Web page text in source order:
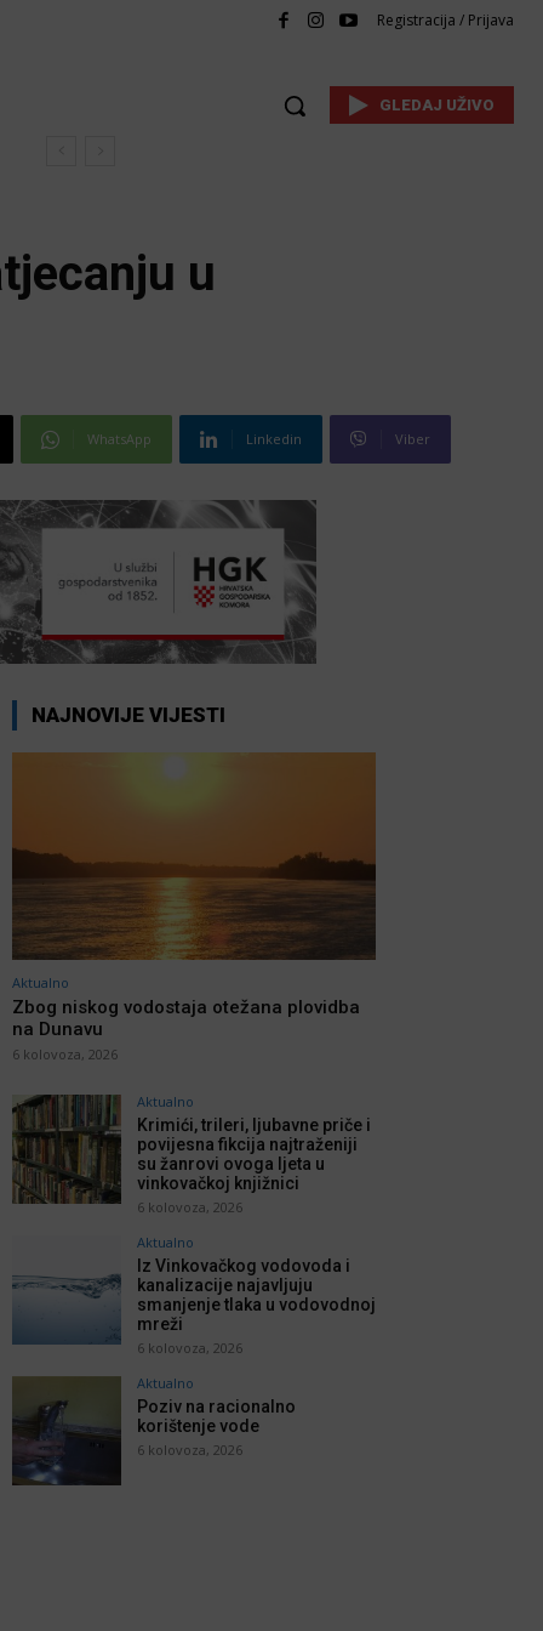
Registracija / Prijava
GLEDAJ UŽIVO
u
WhatsApp Linkedin Viber
NAJNOVIJE VIJESTI
Aktualno
Zbog niskog vodostaja otežana plovidba
na Dunavu
6 kolovoza, 2026
Aktualno
Krimići, trileri, ljubavne priče i
povijesna fikcija najtraženiji
su žanrovi ovoga ljeta u
vinkovačkoj knjižnici
6 kolovoza, 2026
Aktualno
Iz Vinkovačkog vodovoda i
kanalizacije najavljuju
smanjenje tlaka u vodovodnoj
mreži
6 kolovoza, 2026
Aktualno
Poziv na racionalno
korištenje vode
6 kolovoza, 2026